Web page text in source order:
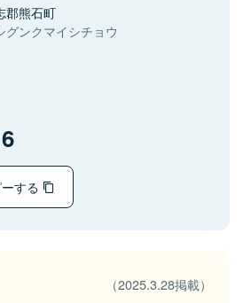
郡熊石町
グンクマイシチョウ
する
（2025.3.28掲載）